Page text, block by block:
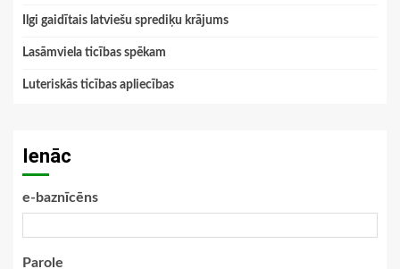
Ilgi gaidītais latviešu sprediķu krājums
Lasāmviela ticības spēkam
Luteriskās ticības apliecības
Ienāc
e-baznīcēns
Parole